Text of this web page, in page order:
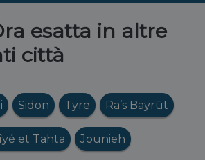
esatta in altre
città
Sidon Tyre Ra’s Bayrūt
et Tahta Jounieh